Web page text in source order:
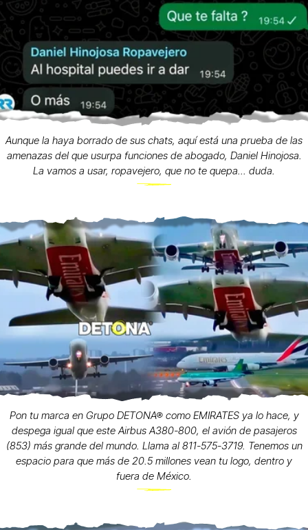
Aunque la haya borrado de sus chats, aquí está una prueba de las
amenazas del que usurpa funciones de abogado, Daniel Hinojosa.
La vamos a usar, ropavejero, que no te quepa... duda.
Pon tu marca en Grupo DETONA® como EMIRATES ya lo hace, y
despega igual que este Airbus A380-800, el avión de pasajeros
(853) más grande del mundo. Llama al 811-575-3719. Tenemos un
espacio para que más de 20.5 millones vean tu logo, dentro y
fuera de México.